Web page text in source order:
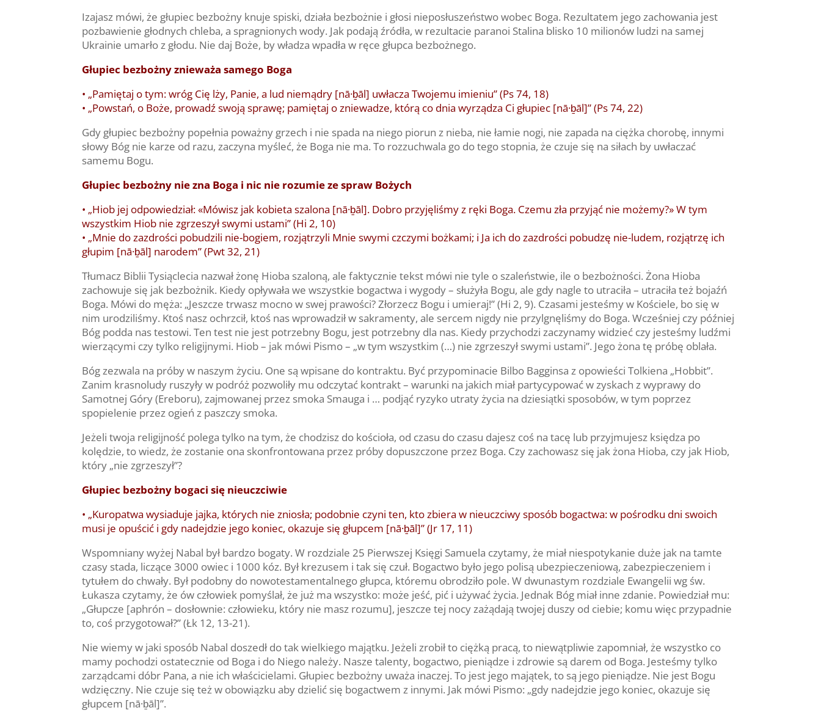
Izajasz mówi, że głupiec bezbożny knuje spiski, działa bezbożnie i głosi nieposłuszeństwo wobec Boga. Rezultatem jego zachowania jest
pozbawienie głodnych chleba, a spragnionych wody. Jak podają źródła, w rezultacie paranoi Stalina blisko 10 milionów ludzi na samej
Ukrainie umarło z głodu. Nie daj Boże, by władza wpadła w ręce głupca bezbożnego.
Głupiec bezbożny znieważa samego Boga
• „Pamiętaj o tym: wróg Cię lży, Panie, a lud niemądry [nā·ḇāl] uwłacza Twojemu imieniu” (Ps 74, 18)
• „Powstań, o Boże, prowadź swoją sprawę; pamiętaj o zniewadze, którą co dnia wyrządza Ci głupiec [nā·ḇāl]” (Ps 74, 22)
Gdy głupiec bezbożny popełnia poważny grzech i nie spada na niego piorun z nieba, nie łamie nogi, nie zapada na ciężka chorobę, innymi
słowy Bóg nie karze od razu, zaczyna myśleć, że Boga nie ma. To rozzuchwala go do tego stopnia, że czuje się na siłach by uwłaczać
samemu Bogu.
Głupiec bezbożny nie zna Boga i nic nie rozumie ze spraw Bożych
• „Hiob jej odpowiedział: «Mówisz jak kobieta szalona [nā·ḇāl]. Dobro przyjęliśmy z ręki Boga. Czemu zła przyjąć nie możemy?» W tym
wszystkim Hiob nie zgrzeszył swymi ustami” (Hi 2, 10)
• „Mnie do zazdrości pobudzili nie-bogiem, rozjątrzyli Mnie swymi czczymi bożkami; i Ja ich do zazdrości pobudzę nie-ludem, rozjątrzę ich
głupim [nā·ḇāl] narodem” (Pwt 32, 21)
Tłumacz Biblii Tysiąclecia nazwał żonę Hioba szaloną, ale faktycznie tekst mówi nie tyle o szaleństwie, ile o bezbożności. Żona Hioba
zachowuje się jak bezbożnik. Kiedy opływała we wszystkie bogactwa i wygody – służyła Bogu, ale gdy nagle to utraciła – utraciła też bojaźń
Boga. Mówi do męża: „Jeszcze trwasz mocno w swej prawości? Złorzecz Bogu i umieraj!” (Hi 2, 9). Czasami jesteśmy w Kościele, bo się w
nim urodziliśmy. Ktoś nasz ochrzcił, ktoś nas wprowadził w sakramenty, ale sercem nigdy nie przylgnęliśmy do Boga. Wcześniej czy później
Bóg podda nas testowi. Ten test nie jest potrzebny Bogu, jest potrzebny dla nas. Kiedy przychodzi zaczynamy widzieć czy jesteśmy ludźmi
wierzącymi czy tylko religijnymi. Hiob – jak mówi Pismo – „w tym wszystkim (…) nie zgrzeszył swymi ustami”. Jego żona tę próbę oblała.
Bóg zezwala na próby w naszym życiu. One są wpisane do kontraktu. Być przypominacie Bilbo Bagginsa z opowieści Tolkiena „Hobbit”.
Zanim krasnoludy ruszyły w podróż pozwoliły mu odczytać kontrakt – warunki na jakich miał partycypować w zyskach z wyprawy do
Samotnej Góry (Ereboru), zajmowanej przez smoka Smauga i … podjąć ryzyko utraty życia na dziesiątki sposobów, w tym poprzez
spopielenie przez ogień z paszczy smoka.
Jeżeli twoja religijność polega tylko na tym, że chodzisz do kościoła, od czasu do czasu dajesz coś na tacę lub przyjmujesz księdza po
kolędzie, to wiedz, że zostanie ona skonfrontowana przez próby dopuszczone przez Boga. Czy zachowasz się jak żona Hioba, czy jak Hiob,
który „nie zgrzeszył”?
Głupiec bezbożny bogaci się nieuczciwie
• „Kuropatwa wysiaduje jajka, których nie zniosła; podobnie czyni ten, kto zbiera w nieuczciwy sposób bogactwa: w pośrodku dni swoich
musi je opuścić i gdy nadejdzie jego koniec, okazuje się głupcem [nā·ḇāl]” (Jr 17, 11)
Wspomniany wyżej Nabal był bardzo bogaty. W rozdziale 25 Pierwszej Księgi Samuela czytamy, że miał niespotykanie duże jak na tamte
czasy stada, liczące 3000 owiec i 1000 kóz. Był krezusem i tak się czuł. Bogactwo było jego polisą ubezpieczeniową, zabezpieczeniem i
tytułem do chwały. Był podobny do nowotestamentalnego głupca, któremu obrodziło pole. W dwunastym rozdziale Ewangelii wg św.
Łukasza czytamy, że ów człowiek pomyślał, że już ma wszystko: może jeść, pić i używać życia. Jednak Bóg miał inne zdanie. Powiedział mu:
„Głupcze [aphrón – dosłownie: człowieku, który nie masz rozumu], jeszcze tej nocy zażądają twojej duszy od ciebie; komu więc przypadnie
to, coś przygotował?” (Łk 12, 13-21).
Nie wiemy w jaki sposób Nabal doszedł do tak wielkiego majątku. Jeżeli zrobił to ciężką pracą, to niewątpliwie zapomniał, że wszystko co
mamy pochodzi ostatecznie od Boga i do Niego należy. Nasze talenty, bogactwo, pieniądze i zdrowie są darem od Boga. Jesteśmy tylko
zarządcami dóbr Pana, a nie ich właścicielami. Głupiec bezbożny uważa inaczej. To jest jego majątek, to są jego pieniądze. Nie jest Bogu
wdzięczny. Nie czuje się też w obowiązku aby dzielić się bogactwem z innymi. Jak mówi Pismo: „gdy nadejdzie jego koniec, okazuje się
głupcem [nā·ḇāl]”.